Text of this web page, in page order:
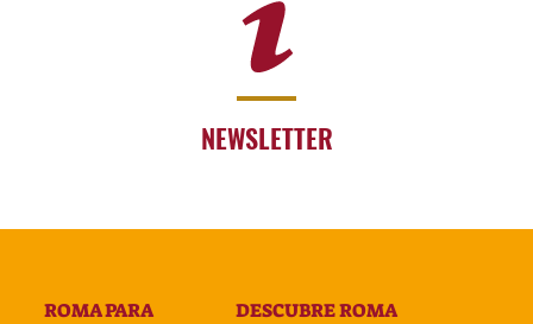
NEWSLETTER
ROMA PARA DESCUBRE ROMA